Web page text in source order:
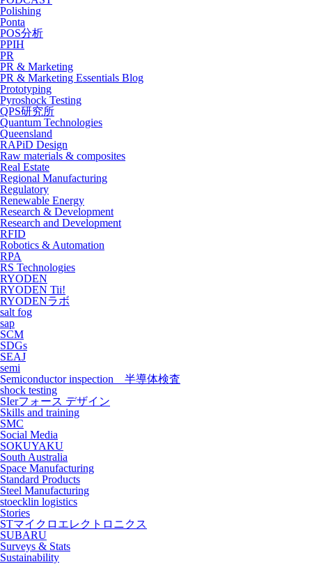
Polishing
Ponta
POS分析
PPIH
PR
PR & Marketing
PR & Marketing Essentials Blog
Prototyping
Pyroshock Testing
QPS研究所
Quantum Technologies
Queensland
RAPiD Design
Raw materials & composites
Real Estate
Regional Manufacturing
Regulatory
Renewable Energy
Research & Development
Research and Development
RFID
Robotics & Automation
RPA
RS Technologies
RYODEN
RYODEN Tii!
RYODENラボ
salt fog
sap
SCM
SDGs
SEAJ
semi
Semiconductor inspection 半導体検査
shock testing
SIerフォース デザイン
Skills and training
SMC
Social Media
SOKUYAKU
South Australia
Space Manufacturing
Standard Products
Steel Manufacturing
stoecklin logistics
Stories
STマイクロエレクトロニクス
SUBARU
Surveys & Stats
Sustainability